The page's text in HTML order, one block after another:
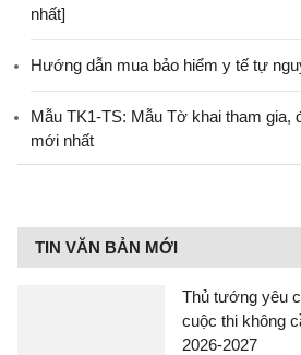
nhất]
Hướng dẫn mua bảo hiểm y tế tự
Mẫu TK1-TS: Mẫu Tờ khai tham gia,
mới nhất
TIN VĂN BẢN MỚI
Thủ tướng yêu
cuộc thi không
2026-2027